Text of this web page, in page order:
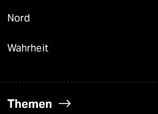
Nord
Wahrheit
Themen